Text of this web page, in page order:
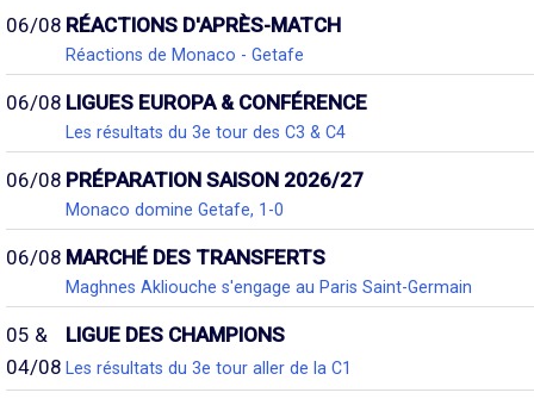
06/08 RÉACTIONS D'APRÈS-MATCH
Réactions de Monaco - Getafe
06/08 LIGUES EUROPA & CONFÉRENCE
Les résultats du 3e tour des C3 & C4
06/08 PRÉPARATION SAISON 2026/27
Monaco domine Getafe, 1-0
06/08 MARCHÉ DES TRANSFERTS
Maghnes Akliouche s'engage au Paris Saint-Germain
05 &
04/08
LIGUE DES CHAMPIONS
Les résultats du 3e tour aller de la C1